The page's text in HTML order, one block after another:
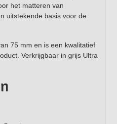
het matteren van
uitstekende basis voor de
75 mm en is een kwalitatief
Verkrijgbaar in grijs Ultra